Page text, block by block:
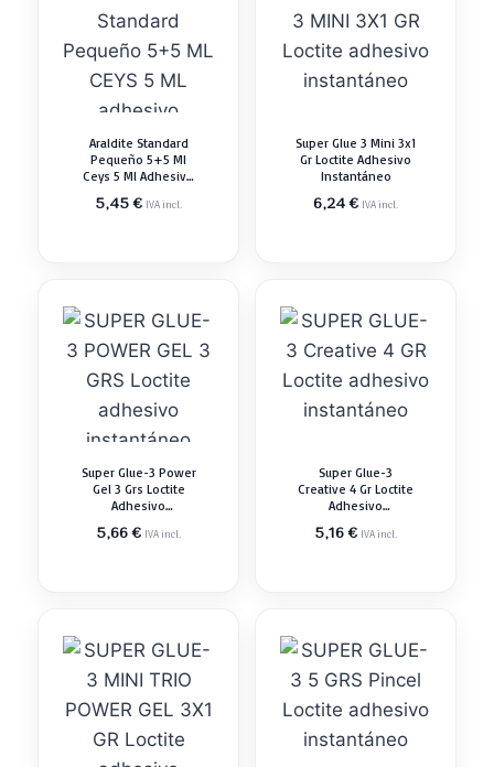
Araldite Standard
Pequeño 5+5 Ml
Ceys 5 Ml Adhesivo
5,45€ IVA incl.
Super Glue 3 Mini 3x1
Gr Loctite Adhesivo
Instantáneo
6,24€ IVA incl.
Super Glue-3 Power
Gel 3 Grs Loctite
Adhesivo
5,66€ IVA incl.
Super Glue-3
Creative 4 Gr Loctite
Adhesivo
5,16€ IVA incl.